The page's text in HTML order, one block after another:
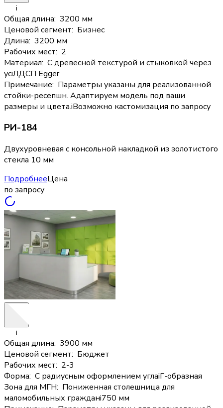
i
Общая длина: 3200 мм
Ценовой сегмент: Бизнес
Длина: 3200 мм
Рабочих мест: 2
Материал: С древесной текстурой и стыковкой через
усiЛДСП Egger
Примечание: Параметры указаны для реализованной
стойки-ресепшн. Адаптируем модель под ваши
размеры и цвета.iВозможно кастомизация по запросу
РИ-184
Двухуровневая с консольной накладкой из золотистого
стекла 10 мм
ПодробнееЦена
по запросу
i
Общая длина: 3900 мм
Ценовой сегмент: Бюджет
Рабочих мест: 2-3
Форма: С радиусным оформлением углаiГ-образная
Зона для МГН: Пониженная столешница для
маломобильных гражданi750 мм